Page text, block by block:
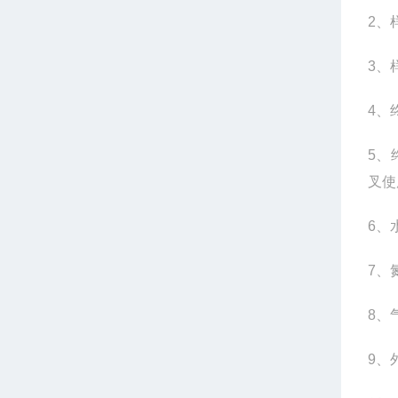
2
3
4
5
叉
6
7
8
9